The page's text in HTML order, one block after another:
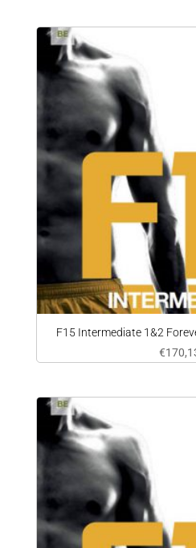
F15 Intermediate 1&2
€